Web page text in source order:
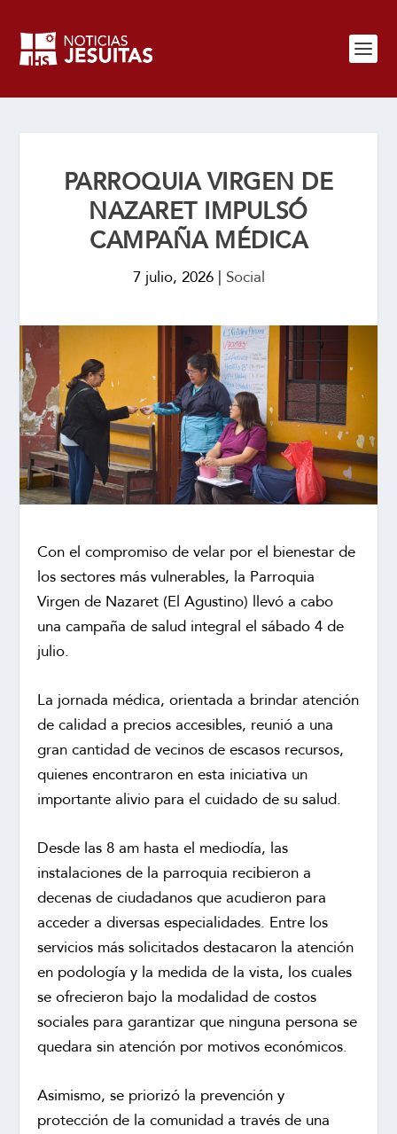
PARROQUIA VIRGEN DE
NAZARET IMPULSÓ
CAMPAÑA MÉDICA
7 julio, 2026| Social
Con el compromiso de velar por el bienestar de
los sectores más vulnerables, la Parroquia
Virgen de Nazaret (El Agustino) llevó a cabo
una campaña de salud integral el sábado 4 de
julio.
La jornada médica, orientada a brindar atención
de calidad a precios accesibles, reunió a una
gran cantidad de vecinos de escasos recursos,
quienes encontraron en esta iniciativa un
importante alivio para el cuidado de su salud.
Desde las 8 am hasta el mediodía, las
instalaciones de la parroquia recibieron a
decenas de ciudadanos que acudieron para
acceder a diversas especialidades. Entre los
servicios más solicitados destacaron la atención
en podología y la medida de la vista, los cuales
se ofrecieron bajo la modalidad de costos
sociales para garantizar que ninguna persona se
quedara sin atención por motivos económicos.
Asimismo, se priorizó la prevención y
protección de la comunidad a través de una